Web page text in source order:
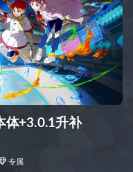
体+3.0.1升补
专属